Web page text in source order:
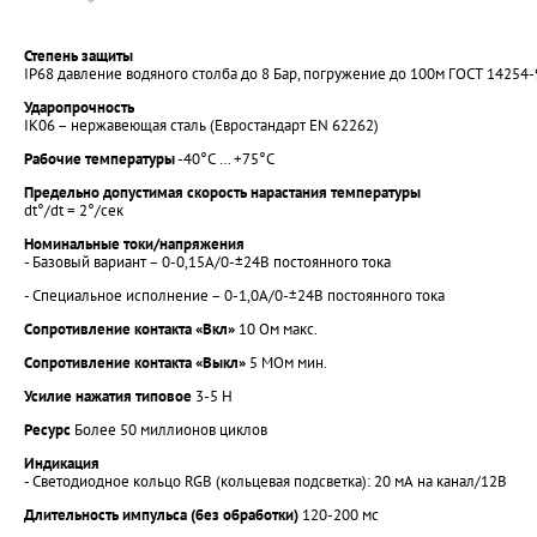
Степень защиты
IP68 давление водяного столба до 8 Бар, погружение до 100м ГОСТ
Ударопрочность
IK06 – нержавеющая сталь (Евростандарт EN 62262)
Рабочие температуры-40°С … +75°С
Предельно допустимая скорость нарастания температуры
dt°/dt = 2°/сек
Номинальные токи/напряжения
- Базовый вариант – 0-0,15А/0-±24В постоянного тока
- Специальное исполнение – 0-1,0А/0-±24В постоянного тока
Сопротивление контакта «Вкл» 10 Ом макс.
Сопротивление контакта «Выкл» 5 МОм мин.
Усилие нажатия типовое 3-5 Н
Ресурс Более 50 миллионов циклов
Индикация
- Светодиодное кольцо RGB (кольцевая подсветка): 20 мА на канал/12В
Длительность импульса (без обработки) 120-200 мс